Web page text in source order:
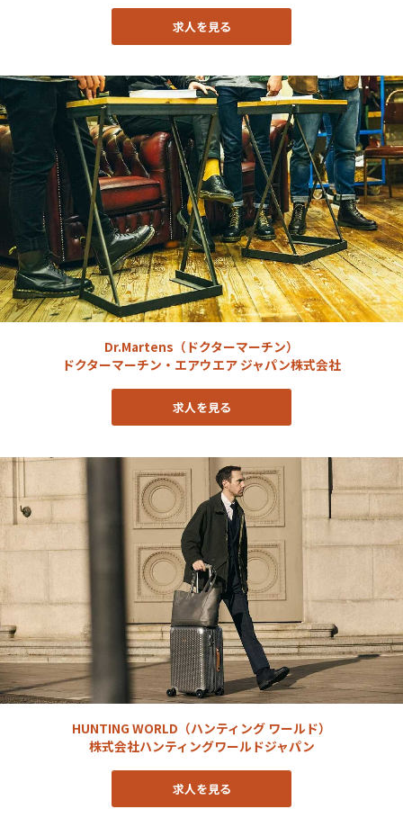
求人を見る
Dr.Martens（ドクターマーチン）
ドクターマーチン・エアウエア ジャパン株式会社
求人を見る
HUNTING WORLD（ハンティング ワールド）
株式会社ハンティングワールドジャパン
求人を見る